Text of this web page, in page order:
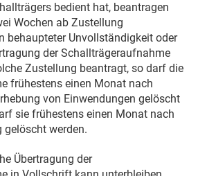
bedient hat, beantragen
Wochen ab Zustellung
behaupteter Unvollständigkeit oder
der Schallträgeraufnahme
Zustellung beantragt, so darf die
frühestens einen Monat nach
von Einwendungen gelöscht
sie frühestens einen Monat nach
gelöscht werden.
Übertragung der